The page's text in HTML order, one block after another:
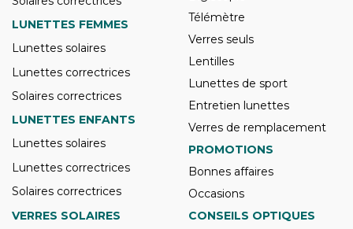
LUNETTES FEMMES
Lunettes solaires
Lunettes correctrices
Solaires correctrices
LUNETTES ENFANTS
Lunettes solaires
Lunettes correctrices
Solaires correctrices
Télémètre
Verres seuls
Lentilles
Lunettes de sport
Entretien lunettes
Verres de remplacement
PROMOTIONS
Bonnes affaires
Occasions
VERRES SOLAIRES
CONSEILS OPTIQUES